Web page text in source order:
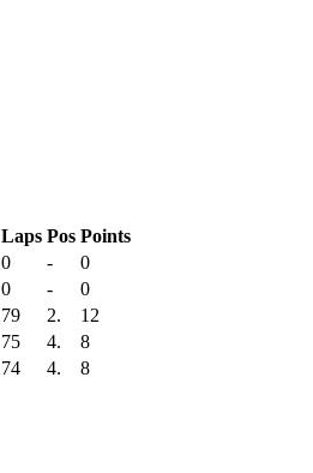
Laps Pos Points
0 -
0
0 -
0
79 2.
12
75 4.
8
74 4. 8